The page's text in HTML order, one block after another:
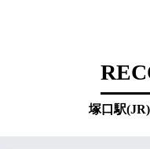
塚口駅